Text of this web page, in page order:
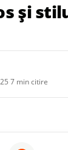
și
7 min citire